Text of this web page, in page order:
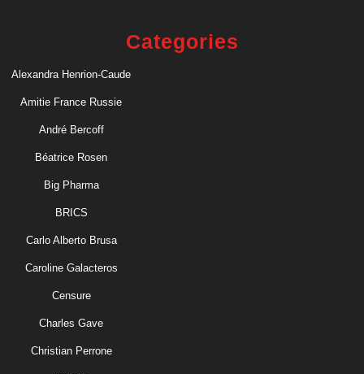
Categories
Alexandra Henrion-Caude
Amitie France Russie
André Bercoff
Béatrice Rosen
Big Pharma
BRICS
Carlo Alberto Brusa
Caroline Galacteros
Censure
Charles Gave
Christian Perrone